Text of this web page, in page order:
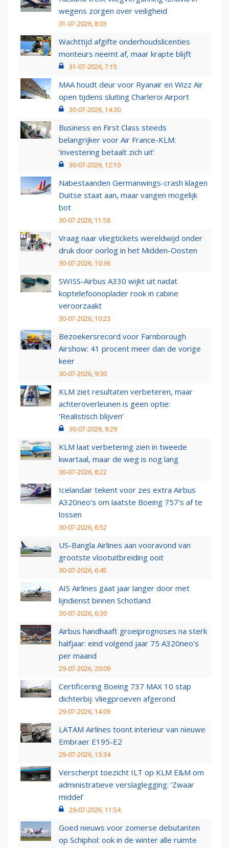
wegens zorgen over veiligheid
31-07-2026, 8:03
Wachttijd afgifte onderhoudslicenties
monteurs neemt af, maar krapte blijft
31-07-2026, 7:15
MAA houdt deur voor Ryanair en Wizz Air
open tijdens sluiting Charleroi Airport
30-07-2026, 14:30
Business en First Class steeds
belangrijker voor Air France-KLM:
‘investering betaalt zich uit’
30-07-2026, 12:10
Nabestaanden Germanwings-crash klagen
Duitse staat aan, maar vangen mogelijk
bot
30-07-2026, 11:58
Vraag naar vliegtickets wereldwijd onder
druk door oorlog in het Midden-Oosten
30-07-2026, 10:36
SWISS-Airbus A330 wijkt uit nadat
koptelefoonoplader rook in cabine
veroorzaakt
30-07-2026, 10:23
Bezoekersrecord voor Farnborough
Airshow: 41 procent meer dan de vorige
keer
30-07-2026, 9:30
KLM ziet resultaten verbeteren, maar
achteroverleunen is geen optie:
‘Realistisch blijven’
30-07-2026, 9:29
KLM laat verbetering zien in tweede
kwartaal, maar de weg is nog lang
30-07-2026, 8:22
Icelandair tekent voor zes extra Airbus
A320neo's om laatste Boeing 757's af te
lossen
30-07-2026, 6:52
US-Bangla Airlines aan vooravond van
grootste vlootuitbreiding ooit
30-07-2026, 6:45
AIS Airlines gaat jaar langer door met
lijndienst binnen Schotland
30-07-2026, 6:30
Airbus handhaaft groeiprognoses na sterk
halfjaar: eind volgend jaar 75 A320neo’s
per maand
29-07-2026, 20:09
Certificering Boeing 737 MAX 10 stap
dichterbij: vliegproeven afgerond
29-07-2026, 14:09
LATAM Airlines toont interieur van nieuwe
Embraer E195-E2
29-07-2026, 13:34
Verscherpt toezicht ILT op KLM E&M om
administratieve verslaglegging: ‘Zwaar
middel’
29-07-2026, 11:54
Goed nieuws voor zomerse debutanten
op Schiphol: ook in de winter alle ruimte